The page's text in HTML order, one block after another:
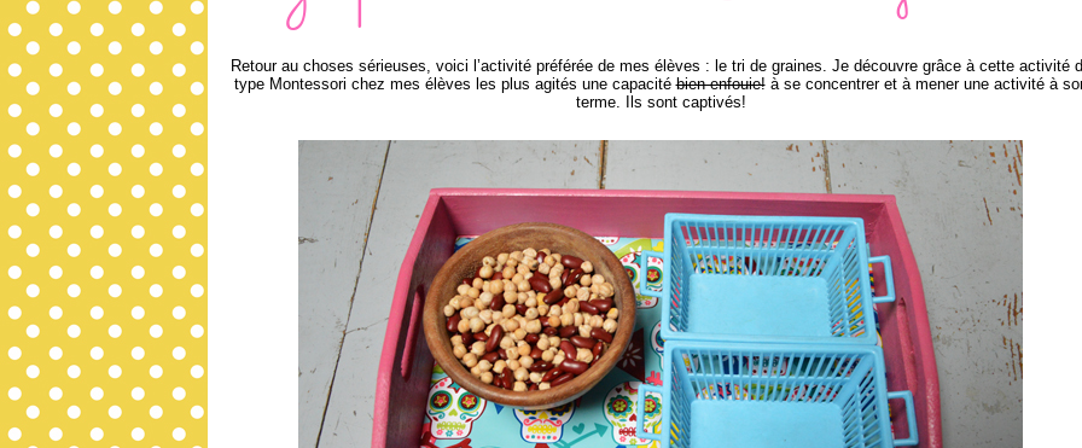
Retour au choses sérieuses, voici l’activité préférée de mes élèves : le tri de graines. Je découvre grâce à cette activité
type Montessori chez mes élèves les plus agités une capacitébien enfouie!à se concentrer et à mener une activité à
terme. Ils sont captivés!